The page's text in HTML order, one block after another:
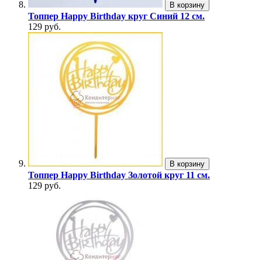
В корзину
Топпер Happy Birthday круг Синий 12 см.
129 руб.
В корзину
Топпер Happy Birthday Золотой круг 11 см.
129 руб.